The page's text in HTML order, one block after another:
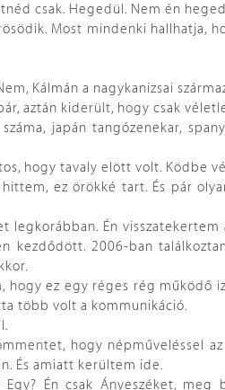
csak. Hegedül. Nem én
Most mindenki hallhatja,
Kálmán a nagykanizsai
aztán kiderült, hogy csak
japán tangózenekar,
hogy tavaly elött volt. Ködbe
ez örökké tart. És pár
legkorábban. Én
kezdődött. 2006-ban
ez egy réges rég működő
több volt a kommunikáció.
hogy népműveléssel
És amiatt kerültem ide.
Én csak Ányeszéket, meg